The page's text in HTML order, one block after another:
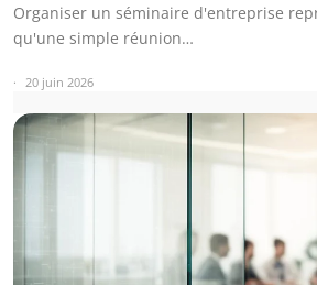
Organiser un séminaire d'entreprise
qu'une simple réunion…
20 juin 2026